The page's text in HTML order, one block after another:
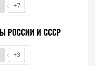
+7
РОССИИ И СССР
+3